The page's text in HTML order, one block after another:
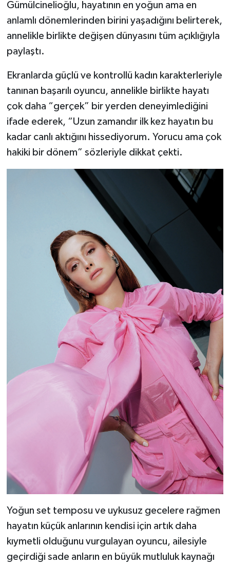
Gümülcinelioğlu, hayatının en yoğun ama en
anlamlı dönemlerinden birini yaşadığını belirterek,
annelikle birlikte değişen dünyasını tüm açıklığıyla
paylaştı.
Ekranlarda güçlü ve kontrollü kadın karakterleriyle
tanınan başarılı oyuncu, annelikle birlikte hayatı
çok daha “gerçek” bir yerden deneyimlediğini
ifade ederek, “Uzun zamandır ilk kez hayatın bu
kadar canlı aktığını hissediyorum. Yorucu ama çok
hakiki bir dönem” sözleriyle dikkat çekti.
Yoğun set temposu ve uykusuz gecelere rağmen
hayatın küçük anlarının kendisi için artık daha
kıymetli olduğunu vurgulayan oyuncu, ailesiyle
geçirdiği sade anların en büyük mutluluk kaynağı